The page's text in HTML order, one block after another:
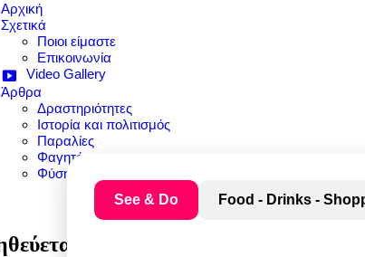
Αρχική
Σχετικά
Ποιοι είμαστε
Επικοινωνία
Video Gallery
Άρθρα
Δραστηριότητες
Ιστορία και πολιτισμός
Παραλίες
Φαγητό
Φύση και αξιοθέατα
See & Do
Food - Drinks -